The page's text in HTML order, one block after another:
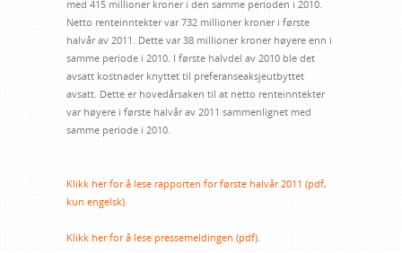
med 415 millioner kroner i den samme perioden i 2010.
Netto renteinntekter var 732 millioner kroner i første
halvår av 2011. Dette var 38 millioner kroner høyere enn i
samme periode i 2010. I første halvdel av 2010 ble det
avsatt kostnader knyttet til preferanseaksjeutbyttet
avsatt. Dette er hovedårsaken til at netto renteinntekter
var høyere i første halvår av 2011 sammenlignet med
samme periode i 2010.
Klikk her for å lese rapporten for første halvår 2011 (pdf,
kun engelsk).
Klikk her for å lese pressemeldingen (pdf).